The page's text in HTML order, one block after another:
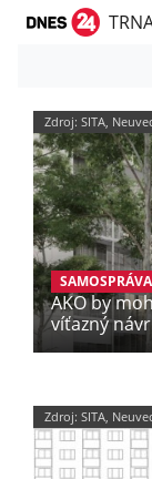
Zdroj: SITA,
SAMOSPRÁVA
AKO by
víťazný
Zdroj: SITA,